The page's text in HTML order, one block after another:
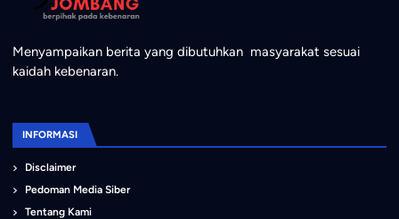
Menyampaikan berita yang dibutuhkan masyarakat sesuai
kaidah kebenaran.
INFORMASI
Disclaimer
Pedoman Media Siber
Tentang Kami